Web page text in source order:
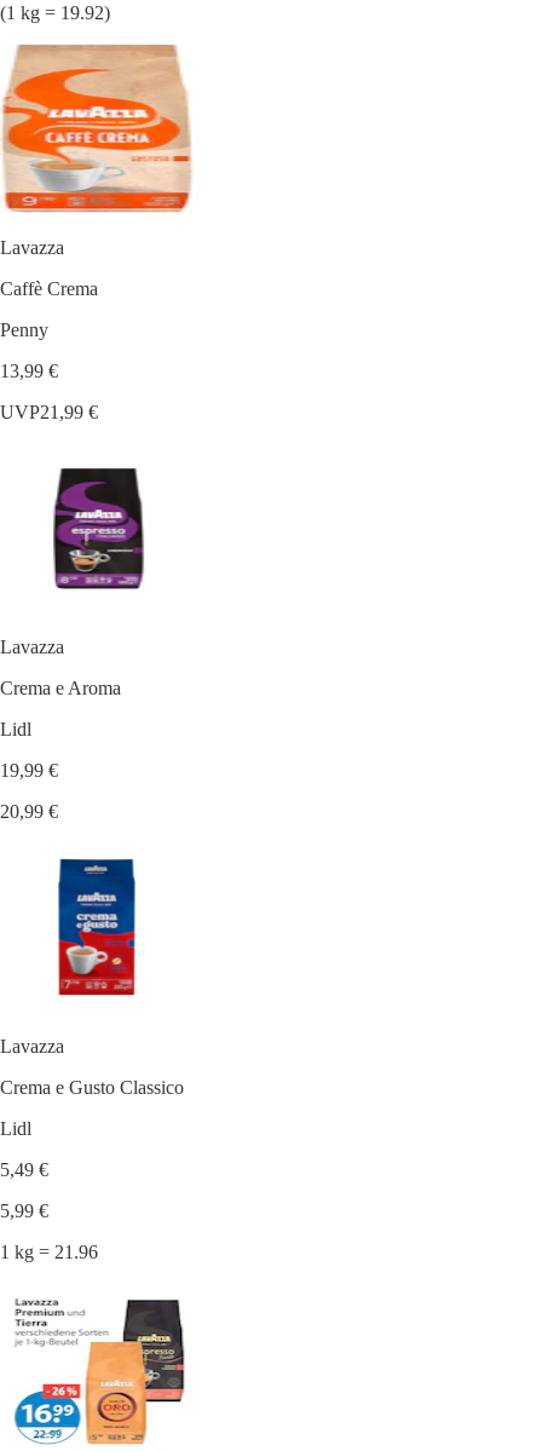
(1 kg = 19.92)
Lavazza
Caffè Crema
Penny
13,99 €
UVP21,99 €
Lavazza
Crema e Aroma
Lidl
19,99 €
20,99 €
Lavazza
Crema e Gusto Classico
Lidl
5,49 €
5,99 €
1 kg = 21.96